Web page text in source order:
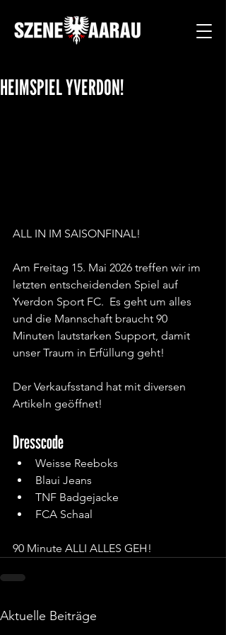
HEIMSPIEL YVERDON!
ALL IN IM SAISONFINAL!
Am Freitag 15. Mai 2026 treffen wir im
letzten entscheidenden Spiel auf
Yverdon Sport FC.  Es geht um alles
und die Mannschaft braucht 90
Minuten lautstarken Support, damit
unser Traum in Erfüllung geht!
Der Verkaufsstand hat mit diversen
Artikeln geöffnet!
Dresscode
Weisse Reeboks
Blaui Jeans
TNF Badgejacke
FCA Schaal
90 Minute ALLI ALLES GEH!
Aktuelle Beiträge